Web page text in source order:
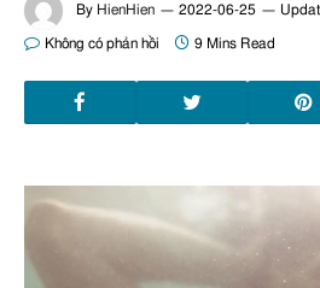
By HienHien 2022-06-25
Không có phản hồi 9 Mins Read